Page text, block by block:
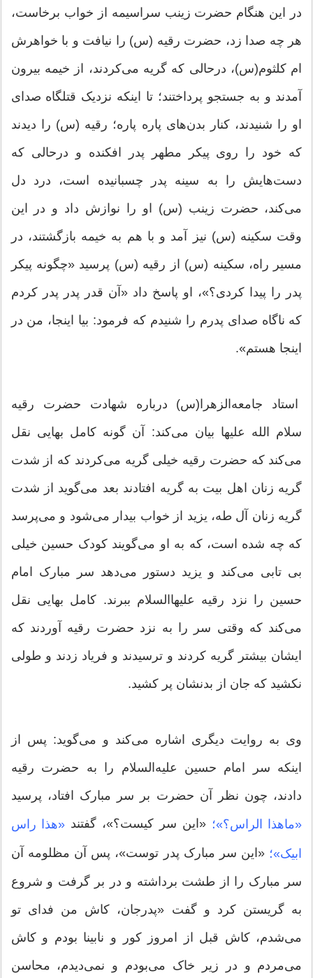
در این هنگام حضرت زینب سراسیمه از خواب برخاست،
هر چه صدا زد، ‌حضرت رقیه (س) را نیافت و با خواهرش
ام کلثوم(س)،‌ درحالی که گریه می‌‌کردند، از خیمه بیرون
آمدند و به جستجو پرداختند؛‌ تا اینکه نزدیک قتلگاه صدای
او را شنیدند، کنار بدن‌های پاره پاره؛ رقیه (س) را دیدند
که خود را روی پیکر مطهر پدر افکنده‌ و درحالی که
دست‌هایش را به سینه پدر چسبانیده است، درد دل
می‌کند، حضرت زینب (س) او را نوازش داد و در این
وقت سکینه (س) نیز آمد و با هم به خیمه بازگشتند، در
مسیر راه،‌ سکینه (س) از رقیه (س) پرسید «چگونه پیکر
پدر را پیدا کردی؟»، او پاسخ داد «آن قدر پدر پدر کردم
که ناگاه صدای پدرم را شنیدم که فرمود: بیا اینجا، ‌من در
اینجا هستم».
استاد جامعه‌الزهرا(س) درباره شهادت حضرت رقیه
سلام الله علیها بیان می‌کند: آن گونه کامل بهایی نقل
می‌کند که حضرت رقیه خیلی گریه می‌کردند که از شدت
گریه زنان اهل بیت به گریه افتادند بعد می‌گوید از شدت
گریه زنان آل طه، یزید از خواب بیدار می‌شود و می‌پرسد
که چه شده است، که به او می‌گویند کودک حسین خیلی
بی تابی می‌کند و یزید دستور می‌دهد سر مبارک امام
حسین را نزد رقیه علیهاالسلام ببرند. کامل بهایی نقل
می‌کند که وقتی سر را به نزد حضرت رقیه آوردند که
ایشان بیشتر گریه کردند و ترسیدند و فریاد زدند و طولی
نکشید که جان از بدنشان پر کشید.
وی به روایت دیگری اشاره می‌کند و می‌گوید: پس از
اینکه سر امام حسین علیه‌السلام را به حضرت رقیه
دادند، چون نظر آن حضرت بر سر مبارک افتاد، پرسید
«ماهذا الراس؟»؛ «این سر کیست؟»، گفتند «هذا راس
ابیک»؛ «این‌ سر مبارک پدر توست»، پس آن مظلومه آن
سر مبارک را از طشت برداشته و در بر گرفت و شروع
به گریستن کرد و گفت «پدرجان،‌ کاش من فدای تو
می‌شدم، ‌کاش قبل از امروز کور و نابینا بودم و کاش
می‌مردم و در زیر خاک می‌بودم و نمی‌دیدم، محاسن